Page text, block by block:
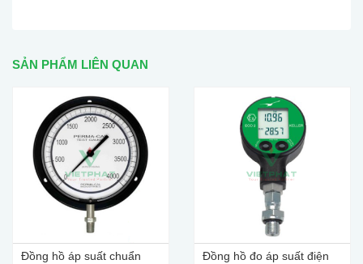
SẢN PHẨM LIÊN QUAN
Đồng hồ áp suất chuẩn
Đồng hồ đo áp suất điện